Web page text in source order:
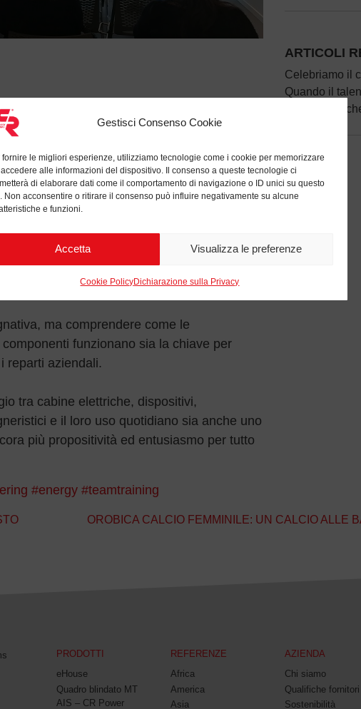
Gestisci Consenso Cookie
fornire le migliori esperienze, utilizziamo tecnologie come i cookie per memorizzare
alle informazioni del dispositivo. Il consenso a queste tecnologie ci
di elaborare dati come il comportamento di navigazione o ID unici su questo
Non acconsentire o ritirare il consenso può influire negativamente su alcune
e funzioni.
Accetta Visualizza le preferenze
Cookie PolicyDichiarazione sulla Privacy
stanno insegnando pillole d’ingegneria e
tecniche dei nostri prodotti a
ad approfondire le proprie conoscenze nel
ufficio acquisti, risorse umane, o altro
una formazione tecnica pregressa nel
indirizzati a tutto il personale costituiscano
ma comprendere come le
funzionano sia la chiave per
reparti aziendali.
tra cabine elettriche, dispositivi,
e il loro uso quotidiano sia anche uno
più propositività ed entusiasmo per tutto
#energy #teamtraining
ARTICOLI
Celebriamo il
Quando il
🌱L’energia
OROBICA CALCIO FEMMINILE: UN CALCIO ALLE
PRODOTTI
eHouse
Quadro blindato MT
AIS – CR Power
REFERENZE
Africa
America
Asia
AZIENDA
Chi siamo
Qualifiche fornitori
Sostenibilità